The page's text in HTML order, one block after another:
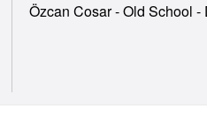
Özcan Cosar - Old School